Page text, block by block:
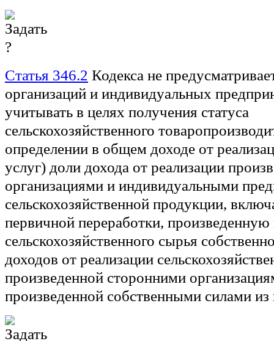
Статья 346.2 Кодекса не
организаций и индивидуальных
учитывать в целях получения статуса
сельскохозяйственного
определении в общем доходе от
услуг) доли дохода от реализации
организациями и индивидуальными
сельскохозяйственной продукции,
первичной переработки,
сельскохозяйственного сырья
доходов от реализации
произведенной сторонними
произведенной собственными силами